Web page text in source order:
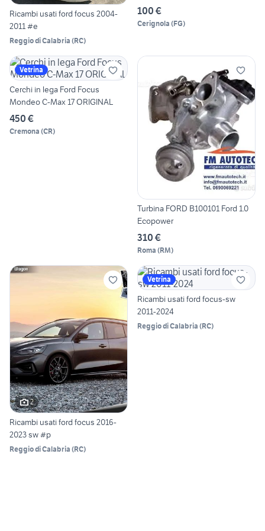
Ricambi usati ford focus 2004-
2011 #e
Reggio di Calabria (RC)
100 €
Cerignola (FG)
Vetrina
Cerchi in lega Ford Focus
Mondeo C-Max 17 ORIGINAL
450 €
Cremona (CR)
Turbina FORD B100101 Ford 1.0
Ecopower
310 €
Roma (RM)
2
Ricambi usati ford focus 2016-
2023 sw #p
Reggio di Calabria (RC)
Vetrina
Ricambi usati ford focus-sw
2011-2024
Reggio di Calabria (RC)